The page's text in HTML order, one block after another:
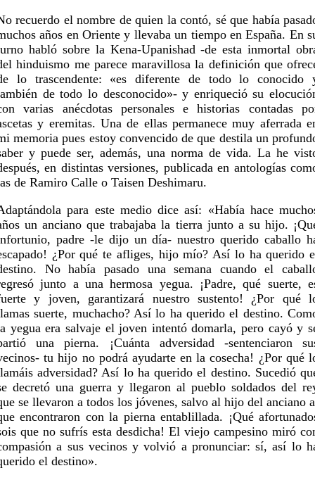
recuerdo el nombre de quien la contó, sé que había
años en Oriente y llevaba un tiempo en España. En
habló sobre la Kena-Upanishad -de esta inmortal
hinduismo me parece maravillosa la definición que
lo trascendente: «es diferente de todo lo conocido
de todo lo desconocido»- y enriqueció su
varias anécdotas personales e historias contadas
y eremitas. Una de ellas permanece muy aferrada
memoria pues estoy convencido de que destila un
y puede ser, además, una norma de vida. La he
en distintas versiones, publicada en antologías
de Ramiro Calle o Taisen Deshimaru.
para este medio dice así: «Había hace
un anciano que trabajaba la tierra junto a su hijo.
padre -le dijo un día- nuestro querido caballo
¿Por qué te afliges, hijo mío? Así lo ha querido
No había pasado una semana cuando el
junto a una hermosa yegua. ¡Padre, qué suerte,
y joven, garantizará nuestro sustento! ¿Por qué
suerte, muchacho? Así lo ha querido el destino.
yegua era salvaje el joven intentó domarla, pero cayó y
una pierna. ¡Cuánta adversidad -sentenciaron
tu hijo no podrá ayudarte en la cosecha! ¿Por qué
adversidad? Así lo ha querido el destino. Sucedió
decretó una guerra y llegaron al pueblo soldados del
se llevaron a todos los jóvenes, salvo al hijo del anciano
encontraron con la pierna entablillada. ¡Qué
que no sufrís esta desdicha! El viejo campesino miró
a sus vecinos y volvió a pronunciar: sí, así lo
el destino».